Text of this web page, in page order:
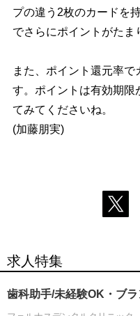
プの違う2枚のカードを
でさらにポイントがたま
また、ポイント還元率
す。ポイントは有効期限
てみてくださいね。
(加藤朋実)
求人特集
歯科助手/未経験OK・ブ